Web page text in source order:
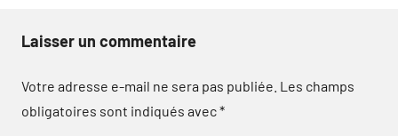
Laisser un commentaire
Votre adresse e-mail ne sera pas publiée. Les champs
obligatoires sont indiqués avec*